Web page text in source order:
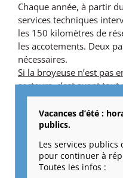
Chaque année, à partir
services techniques
les 150 kilomètres de
les accotements. Deux
nécessaires.
Si la broyeuse n’est pas
secteurs, c’est avant
précis qui permet de
dites « dangereuses »
signalisation routière par
Patience, la broyeuse
13 juillet 2017 | Catégories :
Vacances d’été :
publics.
Les services publics
pour continuer à
Toutes les infos :